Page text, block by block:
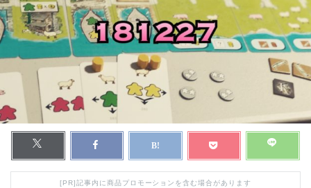
[PR]記事内に商品プロモーションを含む場合があります